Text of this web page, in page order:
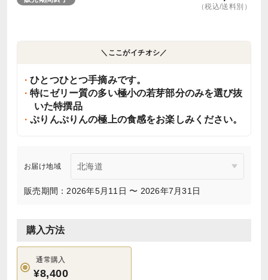
（税込/送料別）
＼ここがイチオシ／
ひとつひとつ手摘みです。
特にゼリー質の多い極小の若芽部分のみを選び抜
いた特撰品
ぷりんぷりんの極上の食感をお楽しみください。
お届け地域
販売期間：2026年5月11日 〜 2026年7月31日
購入方法
通常購入
¥8,400